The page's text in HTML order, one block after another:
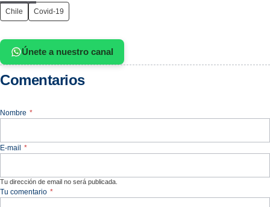
Chile Covid-19
Únete a nuestro canal
Comentarios
Nombre *
E-mail *
Tu dirección de email no será publicada.
Tu comentario *